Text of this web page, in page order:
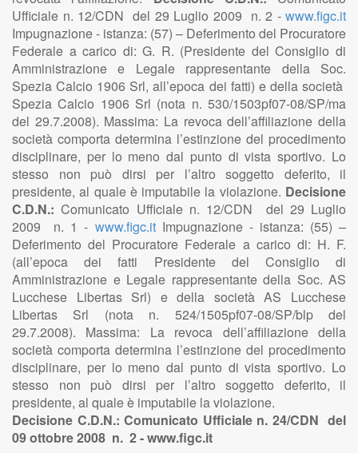
Ufficiale n. 12/CDN del 29 Luglio 2009 n. 2 - www.figc.it
Impugnazione - istanza: (57) – Deferimento del Procuratore
Federale a carico di: G. R. (Presidente del Consiglio di
Amministrazione e Legale rappresentante della Soc.
Spezia Calcio 1906 Srl, all’epoca dei fatti) e della società
Spezia Calcio 1906 Srl (nota n. 530/1503pf07-08/SP/ma
del 29.7.2008). Massima: La revoca dell’affiliazione della
società comporta determina l’estinzione del procedimento
disciplinare, per lo meno dal punto di vista sportivo. Lo
stesso non può dirsi per l’altro soggetto deferito, il
presidente, al quale è imputabile la violazione. Decisione
C.D.N.: Comunicato Ufficiale n. 12/CDN del 29 Luglio
2009 n. 1 - www.figc.itImpugnazione - istanza: (55) –
Deferimento del Procuratore Federale a carico di: H. F.
(all’epoca dei fatti Presidente del Consiglio di
Amministrazione e Legale rappresentante della Soc. AS
Lucchese Libertas Srl) e della società AS Lucchese
Libertas Srl (nota n. 524/1505pf07-08/SP/blp del
29.7.2008). Massima: La revoca dell’affiliazione della
società comporta determina l’estinzione del procedimento
disciplinare, per lo meno dal punto di vista sportivo. Lo
stesso non può dirsi per l’altro soggetto deferito, il
presidente, al quale è imputabile la violazione.
Decisione C.D.N.: Comunicato Ufficiale n. 24/CDN del
09 ottobre 2008 n. 2 - www.figc.it